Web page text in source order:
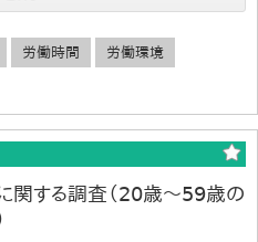
労働時間 労働環境
関する調査（20歳～59歳の